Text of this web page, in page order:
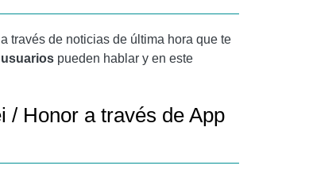
través de noticias de última hora que te
pueden hablar y en este
/ Honor a través de App